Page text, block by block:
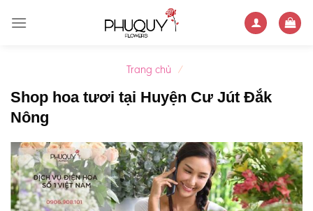
Trang chủ /
Shop hoa tươi tại Huyện Cư Jút Đắk
Nông